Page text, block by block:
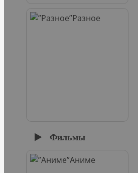
Разное
Фильмы
Аниме